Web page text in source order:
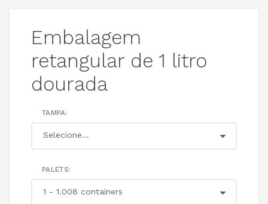
Embalagem
retangular de 1 litro
dourada
TAMPA:
PALETS: